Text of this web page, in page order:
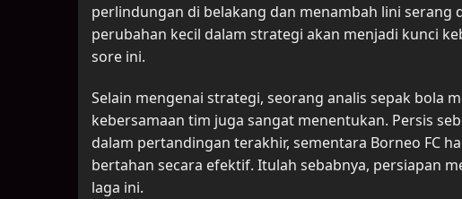
perlindungan di belakang dan menambah lini
perubahan kecil dalam strategi akan menjadi kunci
sore ini.
Selain mengenai strategi, seorang analis sepak bola
kebersamaan tim juga sangat menentukan. Persis
dalam pertandingan terakhir, sementara Borneo FC
bertahan secara efektif. Itulah sebabnya, persiapan
laga ini.